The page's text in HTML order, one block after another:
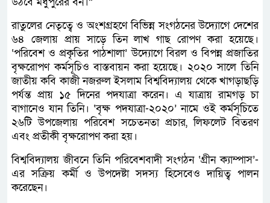
রাতুলের নেতৃত্বে ও অংশগ্রহণে বিভিন্ন সংগঠনের উদ্যোগে দেশের
৬৪ জেলায় প্রায় সাড়ে তিন লাখ গাছ রোপণ করা হয়েছে।
‘পরিবেশ ও প্রকৃতির পাঠশালা’ উদ্যোগে বিরল ও বিপন্ন প্রজাতির
বৃক্ষরোপণ কর্মসূচিও বাস্তবায়ন করা হয়েছে। ২০২০ সালে তিনি
জাতীয় কবি কাজী নজরুল ইসলাম বিশ্ববিদ্যালয় থেকে খাগড়াছড়ি
পর্যন্ত প্রায় ১৫ দিনের পদযাত্রা করেন। এ যাত্রায় রামগড় চা
বাগানেও যান তিনি। ‘বৃক্ষ পদযাত্রা-২০২০’ নামে ওই কর্মসূচিতে
২৬টি উপজেলায় পরিবেশ সচেতনতা প্রচার, লিফলেট বিতরণ
এবং প্রতীকী বৃক্ষরোপণ করা হয়।
বিশ্ববিদ্যালয় জীবনে তিনি পরিবেশবাদী সংগঠন ‘গ্রীন ক্যাম্পাস’-
এর সক্রিয় কর্মী ও উপদেষ্টা সদস্য হিসেবেও দায়িত্ব পালন
করেছেন।